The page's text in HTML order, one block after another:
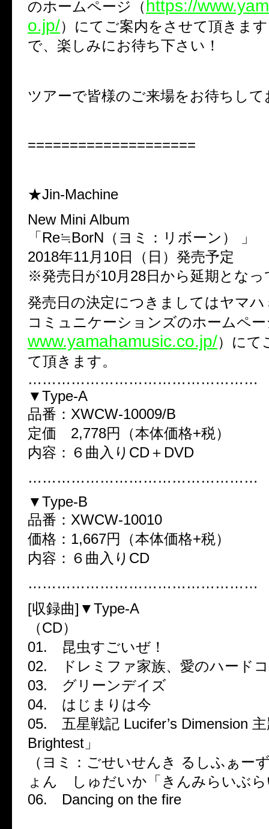
のホームページ（ https://
o.jp/）にてご案内をさせて頂きま
で、楽しみにお待ち下さい！
ツアーで皆様のご来場をお待ちして
====================
★Jin-Machine
New Mini Album
「Re≒BorN（ヨミ：リボーン） 」
2018年11月10日（日）発売予定
※発売日が10月28日から延期とな
発売日の決定につきましてはヤマ
コミュニケーションズのホームペ
www.yamahamusic.co.jp/）にて
て頂きます。
…………………………………………
▼Type-A
品番：XWCW-10009/B
定価 2,778円（本体価格+税）
内容：６曲入りCD＋DVD
…………………………………………
▼Type-B
品番：XWCW-10010
価格：1,667円（本体価格+税）
内容：６曲入りCD
…………………………………………
[収録曲]▼Type-A
（CD）
01. 昆虫すごいぜ！
02. ドレミファ家族、愛のハード
03. グリーンデイズ
04. はじまりは今
05. 五星戦記 Lucifer’s Dimension
Brightest」
（ヨミ：ごせいせんき るしふぁー
ょん しゅだいか「きんみらいぶら
06. Dancing on the fire